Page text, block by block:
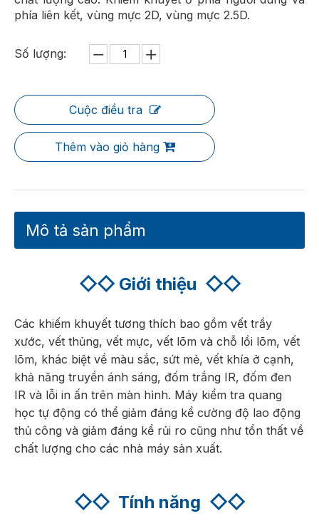
phía liên kết, vùng mực 2D, vùng mực 2.5D.
Số lượng:
Cuộc điều tra
Thêm vào giỏ hàng
Mô tả sản phẩm
◇◇ Giới thiệu ◇◇
Các khiếm khuyết tương thích bao gồm vết trầy
xước, vết thủng, vết mực, vết lõm và chỗ lồi lõm, vết
lõm, khác biệt về màu sắc, sứt mẻ, vết khía ở cạnh,
khả năng truyền ánh sáng, đốm trắng IR, đốm đen
IR và lỗi in ấn trên màn hình. Máy kiểm tra quang
học tự động có thể giảm đáng kể cường độ lao động
thủ công và giảm đáng kể rủi ro cũng như tổn thất về
chất lượng cho các nhà máy sản xuất.
◇◇ Tính năng ◇◇